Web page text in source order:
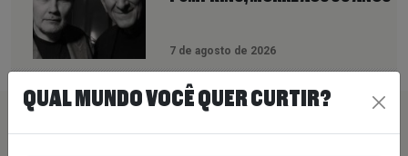
7 de agosto de 2026
PEÇA SUA MÚSICA
QUAL MUNDO VOCÊ QUER CURTIR?